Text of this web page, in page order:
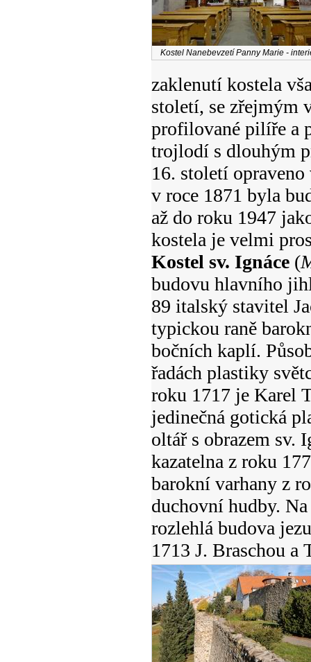
Kostel Nanebevzetí Panny Marie -
zaklenutí kostela
století, se zřejmým
profilované pilíře a
trojlodí s dlouhým
16. století
v roce 1871 byla
až do roku 1947
kostela je velmi
Kostel sv. Ignáce (
budovu hlavního
89 italský stavitel
typickou raně
bočních kaplí.
řadách plastiky
roku 1717 je Karel
jedinečná gotická
oltář s obrazem sv.
kazatelna z roku
barokní varhany z
duchovní hudby.
rozlehlá budova
1713 J. Braschou a